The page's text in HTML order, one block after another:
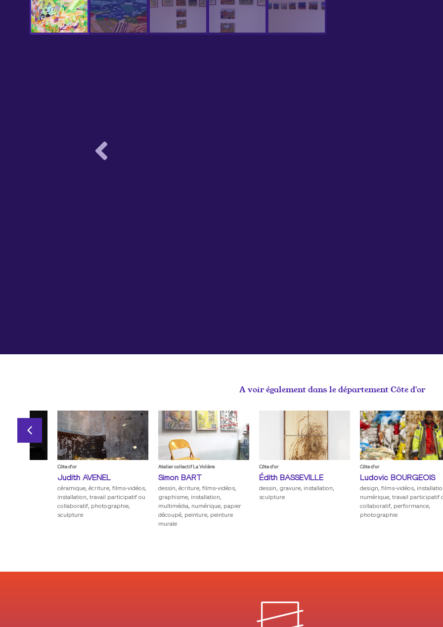
A voir également dans le départementCôte d'or
AVENEL
céramique, écriture, films-vidéos,
installation, travail participatif ou
collaboratif, photographie,
sculpture
Atelier collectif La Volière
BART
dessin, écriture, films-vidéos,
graphisme, installation,
multimédia, numérique, papier
découpé, peinture, peinture
BASSEVILLE
dessin, gravure, installation,
sculpture
Ludovic BOURGEOIS
design, films-vidéos, installation,
numérique, travail participatif ou
collaboratif, performance,
photographie